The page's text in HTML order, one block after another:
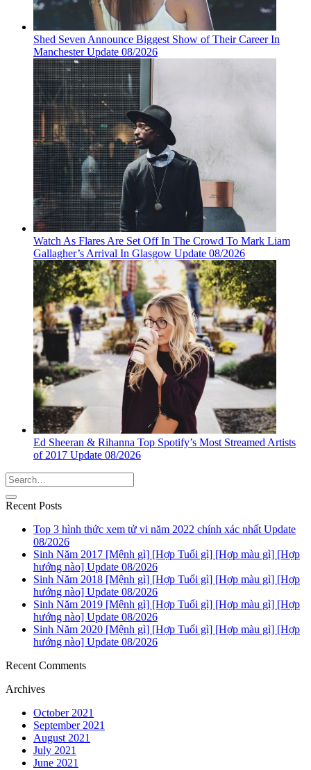
Shed Seven Announce Biggest Show of Their Career In
Manchester Update 08/2026
Watch As Flares Are Set Off In The Crowd To Mark Liam
Gallagher’s Arrival In Glasgow Update 08/2026
Ed Sheeran & Rihanna Top Spotify’s Most Streamed Artists
of 2017 Update 08/2026
Recent Posts
Top 3 hình thức xem tử vi năm 2022 chính xác nhất Update
08/2026
Sinh Năm 2017 [Mệnh gì] [Hợp Tuổi gì] [Hợp màu gì] [Hợp
hướng nào] Update 08/2026
Sinh Năm 2018 [Mệnh gì] [Hợp Tuổi gì] [Hợp màu gì] [Hợp
hướng nào] Update 08/2026
Sinh Năm 2019 [Mệnh gì] [Hợp Tuổi gì] [Hợp màu gì] [Hợp
hướng nào] Update 08/2026
Sinh Năm 2020 [Mệnh gì] [Hợp Tuổi gì] [Hợp màu gì] [Hợp
hướng nào] Update 08/2026
Recent Comments
Archives
October 2021
September 2021
August 2021
July 2021
June 2021